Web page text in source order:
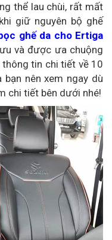
thể lau chùi, rất mất
giữ nguyên bộ ghế
ghế da cho Ertiga
và được ưa chuộng
thông tin chi tiết về 10
nên xem ngay dù
chi tiết bên dưới nhé!